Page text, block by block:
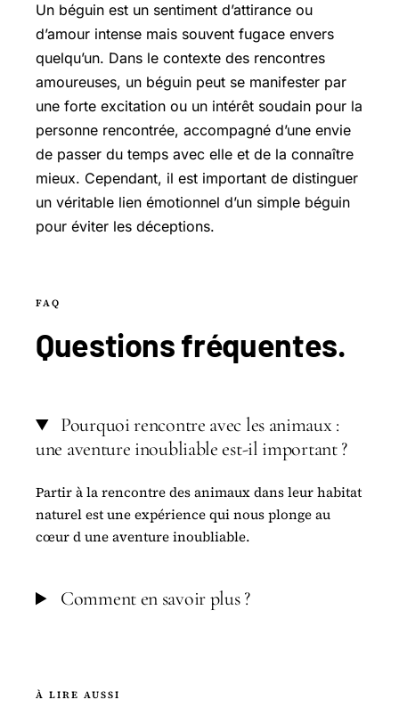
Un béguin est un sentiment d’attirance ou
d’amour intense mais souvent fugace envers
quelqu’un. Dans le contexte des rencontres
amoureuses, un béguin peut se manifester par
une forte excitation ou un intérêt soudain pour la
personne rencontrée, accompagné d’une envie
de passer du temps avec elle et de la connaître
mieux. Cependant, il est important de distinguer
un véritable lien émotionnel d’un simple béguin
pour éviter les déceptions.
FAQ
Questionsfréquentes.
Pourquoi rencontre avec les animaux :
une aventure inoubliable est-il important ?
Partir à la rencontre des animaux dans leur habitat
naturel est une expérience qui nous plonge au
cœur d une aventure inoubliable.
Comment en savoir plus ?
À LIRE AUSSI